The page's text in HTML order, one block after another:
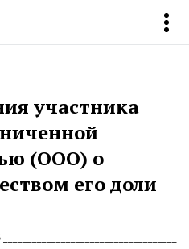
участника
(ООО) о
его доли